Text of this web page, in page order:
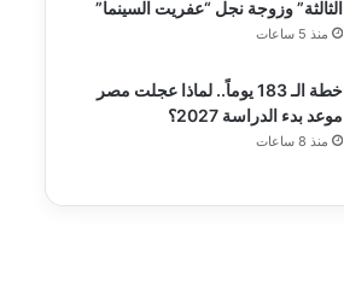
الثالثة” وزوجة نجل “عفريت السينما”
منذ 5 ساعات
خطة الـ 183 يوماً.. لماذا عجلت مصر
موعد بدء الدراسة 2027؟
منذ 8 ساعات